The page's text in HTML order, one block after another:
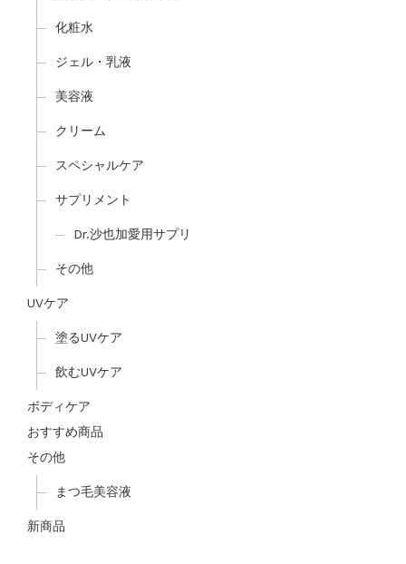
化粧水
ジェル・乳液
美容液
クリーム
スペシャルケア
サプリメント
Dr.沙也加愛用サプリ
その他
UVケア
塗るUVケア
飲むUVケア
ボディケア
おすすめ商品
その他
まつ毛美容液
新商品